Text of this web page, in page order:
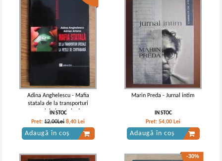
Adina Anghelescu - Mafia
statala de la transporturi
speciale la retele de
contrabanda
IN STOC
Pret:12,00Lei 8,40 Lei
Adaugă în coș
Marin Preda - Jurnal intim
IN STOC
Pret:54,00 Lei
Adaugă în coș
-30%